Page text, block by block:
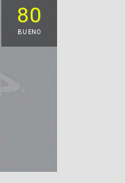
80
BUENO